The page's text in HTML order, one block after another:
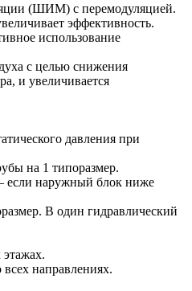
(ШИМ) с перемодуляцией.
эффективность.
использование
с целью снижения
и увеличивается
давления при
на 1 типоразмер.
если наружный блок ниже
В один гидравлический
направлениях.